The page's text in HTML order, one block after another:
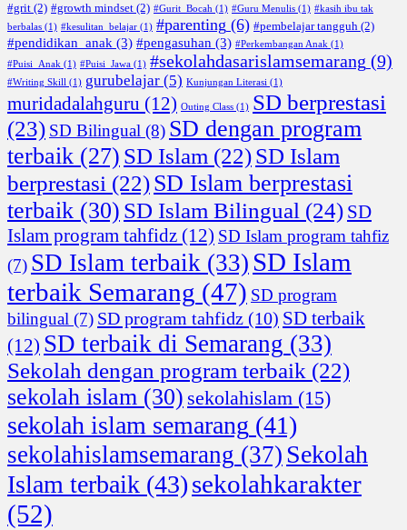
#grit (2) #growth mindset (2) #Gurit_Bocah (1) #Guru Menulis (1) #kasih ibu tak
berbalas (1) #kesulitan_belajar (1) #parenting (6) #pembelajar tangguh (2)
#pendidikan_anak (3) #pengasuhan (3) #Perkembangan Anak (1)
#Puisi_Anak (1) #Puisi_Jawa (1) #sekolahdasarislamsemarang (9)
#Writing Skill (1) gurubelajar (5) Kunjungan Literasi (1)
muridadalahguru (12) Outing Class (1) SD berprestasi
(23) SD Bilingual (8) SD dengan program
terbaik (27) SD Islam (22)SD Islam
berprestasi (22)SD Islam berprestasi
terbaik (30) SD Islam Bilingual (24) SD
Islam program tahfidz (12) SD Islam program tahfiz
(7) SD Islam terbaik (33) SD Islam
terbaik Semarang (47) SD program
bilingual (7) SD program tahfidz (10) SD terbaik
(12) SD terbaik di Semarang (33)
Sekolah dengan program terbaik (22)
sekolah islam (30) sekolahislam (15)
sekolah islam semarang (41)
sekolahislamsemarang (37) Sekolah
Islam terbaik (43)sekolahkarakter
(52)